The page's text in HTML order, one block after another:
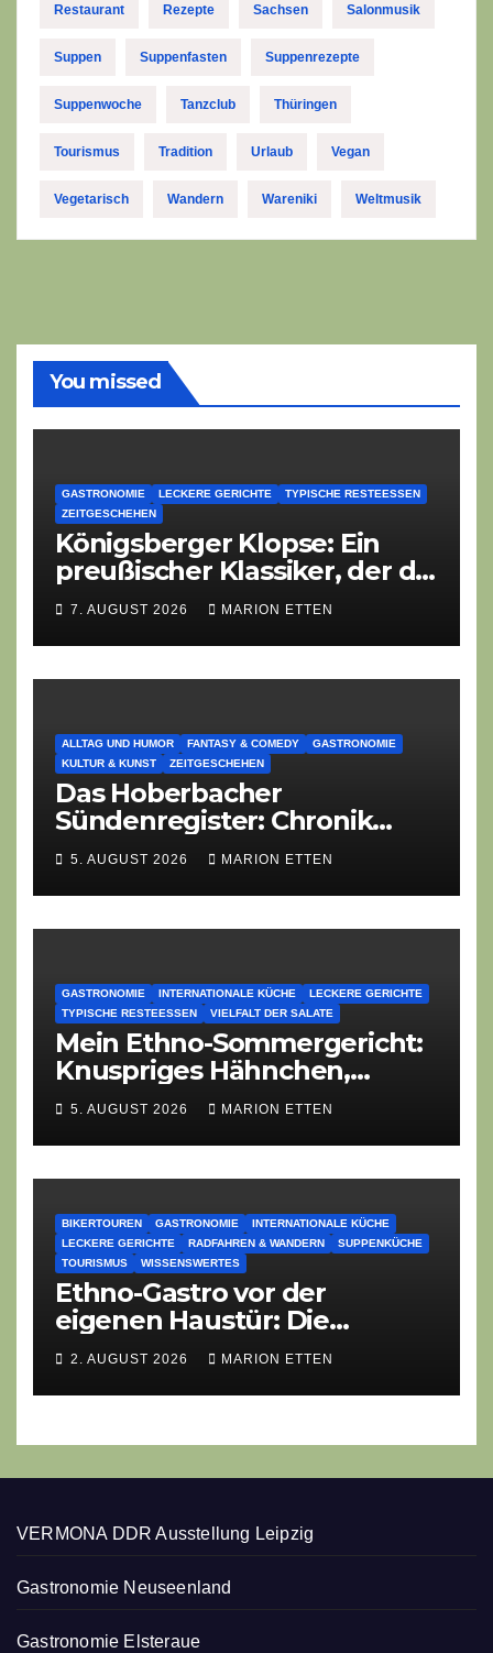
Restaurant Rezepte Sachsen Salonmusik
Suppen Suppenfasten Suppenrezepte
Suppenwoche Tanzclub Thüringen
Tourismus Tradition Urlaub Vegan
Vegetarisch Wandern Wareniki Weltmusik
You missed
GASTRONOMIE LECKERE GERICHTE
TYPISCHE RESTEESSEN
ZEITGESCHEHEN
Königsberger Klopse: Ein
preußischer Klassiker, der die
Zeiten überdauert
7. AUGUST 2026 MARION ETTEN
ALLTAG UND HUMOR FANTASY & COMEDY
GASTRONOMIE
KULTUR & KUNST
ZEITGESCHEHEN
Das Hoberbacher
Sündenregister: Chronik
eines angekündigten
Dorffest-Debakels
5. AUGUST 2026 MARION ETTEN
GASTRONOMIE INTERNATIONALE KÜCHE
LECKERE GERICHTE
TYPISCHE RESTEESSEN
VIELFALT DER SALATE
Mein Ethno-Sommergericht:
Knuspriges Hähnchen,
Lauch-Rührei, Salat
5. AUGUST 2026 MARION ETTEN
BIKERTOUREN GASTRONOMIE
INTERNATIONALE KÜCHE
LECKERE GERICHTE
RADFAHREN & WANDERN
SUPPENKÜCHE
TOURISMUS
WISSENSWERTES
Ethno-Gastro vor der
eigenen Haustür: Die
geheime kulinarische DNA
des Gasthofs „Zur Eiche“
2. AUGUST 2026 MARION ETTEN
VERMONA DDR Ausstellung Leipzig
Gastronomie Neuseenland
Gastronomie Elsteraue